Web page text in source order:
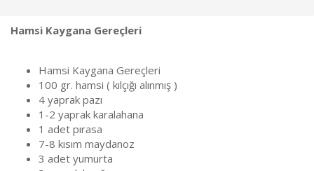
t
r
i
Hamsi Kaygana Gereçleri
Hamsi Kaygana Gereçleri
100 gr. hamsi ( kılçığı alınmış )
4 yaprak pazı
1-2 yaprak karalahana
1 adet pırasa
7-8 kısım maydanoz
3 adet yumurta